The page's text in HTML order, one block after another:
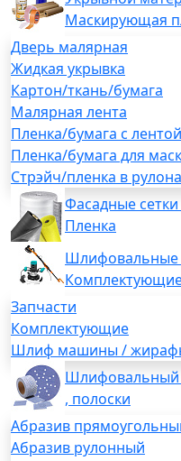
Маскирующая
Дверь малярная
Жидкая укрывка
Картон/ткань/бумага
Малярная лента
Пленка/бумага с лентой
Пленка/бумага для
Стрэйч/пленка в
Фасадные
Пленка
Запчасти
Комплектующие
Шлиф машины /
Шлифовальный
, полоски
Абразив
Абразив рулонный